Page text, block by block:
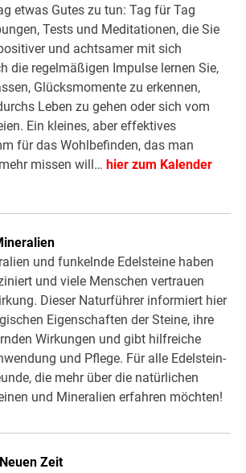
etwas Gutes zu tun: Tag für Tag
Tests und Meditationen, die Sie
und achtsamer mit sich
die regelmäßigen Impulse lernen Sie,
Glücksmomente zu erkennen,
Leben zu gehen oder sich vom
Ein kleines, aber effektives
für das Wohlbefinden, das man
missen will… hier zum Kalender
und funkelnde Edelsteine haben
und viele Menschen vertrauen
Dieser Naturführer informiert hier
Eigenschaften der Steine, ihre
Wirkungen und gibt hilfreiche
und Pflege. Für alle Edelstein-
die mehr über die natürlichen
und Mineralien erfahren möchten!
Zeit